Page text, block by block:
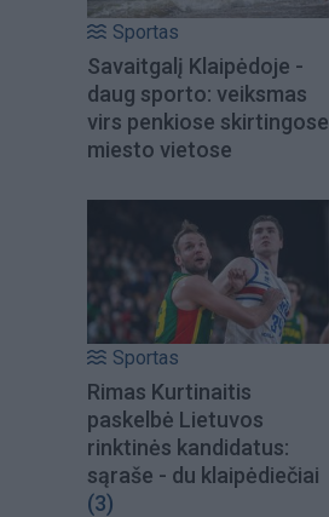
Sportas
Savaitgalį Klaipėdoje -
daug sporto: veiksmas
virs penkiose skirtingose
miesto vietose
Sportas
Rimas Kurtinaitis
paskelbė Lietuvos
rinktinės kandidatus:
sąraše - du klaipėdiečiai
(3)